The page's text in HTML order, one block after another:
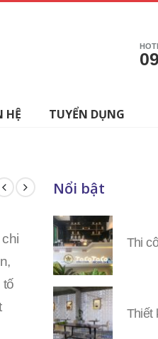
HỆ TUYỂN DỤNG
Nổi bật